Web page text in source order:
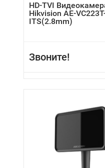
HD-TVI
Hikvision AE-
ITS(2.8mm)
Звоните!